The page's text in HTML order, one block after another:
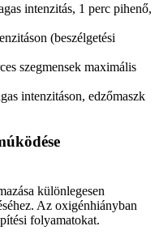
intenzitás, 1 perc pihenő,
(beszélgetési
szegmensek maximális
intenzitáson, edzőmaszk
különlegesen
Az oxigénhiányban
folyamatokat.